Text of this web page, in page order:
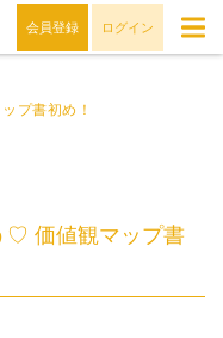
会員登録 ログイン
プ書初め！
♡ 価値観マップ書